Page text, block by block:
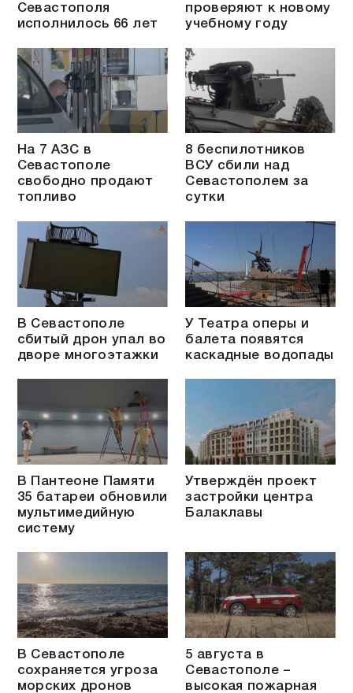
Севастополя
исполнилось 66 лет
проверяют к новому
учебному году
На 7 АЗС в
Севастополе
свободно продают
топливо
8 беспилотников
ВСУ сбили над
Севастополем за
сутки
В Севастополе
сбитый дрон упал во
дворе многоэтажки
У Театра оперы и
балета появятся
каскадные водопады
В Пантеоне Памяти
35 батареи обновили
мультимедийную
систему
Утверждён проект
застройки центра
Балаклавы
В Севастополе
сохраняется угроза
морских дронов
5 августа в
Севастополе –
высокая пожарная